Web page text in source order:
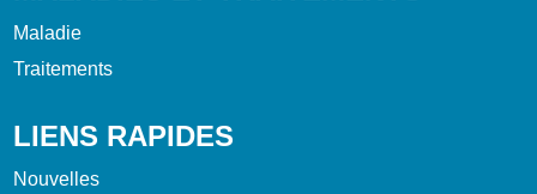
Maladie
Traitements
LIENS RAPIDES
Nouvelles